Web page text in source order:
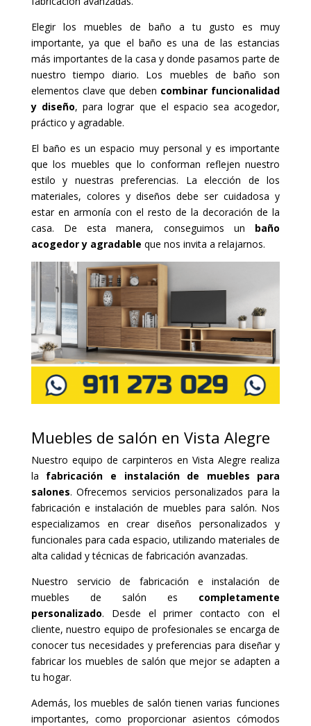
Elegir los muebles de baño a tu gusto es muy
importante, ya que el baño es una de las estancias
más importantes de la casa y donde pasamos parte de
nuestro tiempo diario. Los muebles de baño son
elementos clave que deben combinar funcionalidad
y diseño, para lograr que el espacio sea acogedor,
práctico y agradable.
El baño es un espacio muy personal y es importante
que los muebles que lo conforman reflejen nuestro
estilo y nuestras preferencias. La elección de los
materiales, colores y diseños debe ser cuidadosa y
estar en armonía con el resto de la decoración de la
casa. De esta manera, conseguimos un baño
acogedor y agradable que nos invita a relajarnos.
Muebles de salón en Vista Alegre
Nuestro equipo de carpinteros en Vista Alegre realiza
la fabricación e instalación de muebles para
salones. Ofrecemos servicios personalizados para la
fabricación e instalación de muebles para salón. Nos
especializamos en crear diseños personalizados y
funcionales para cada espacio, utilizando materiales de
alta calidad y técnicas de fabricación avanzadas.
Nuestro servicio de fabricación e instalación de
muebles de salón es completamente
personalizado. Desde el primer contacto con el
cliente, nuestro equipo de profesionales se encarga de
conocer tus necesidades y preferencias para diseñar y
fabricar los muebles de salón que mejor se adapten a
tu hogar.
Además, los muebles de salón tienen varias funciones
importantes, como proporcionar asientos cómodos